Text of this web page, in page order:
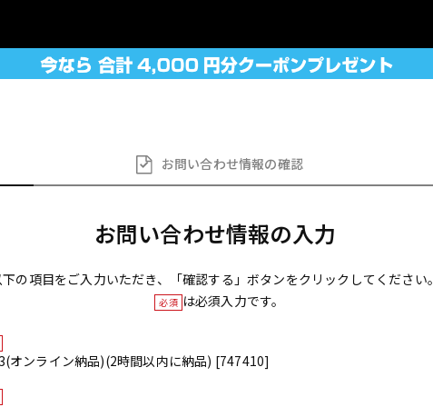
お問い合わせ情報の確認
お問い合わせ情報の入力
の項目をご入力いただき、「確認する」ボタンをクリックしてください。
必須 は必須入力です。
オンライン納品)(2時間以内に納品) [747410]